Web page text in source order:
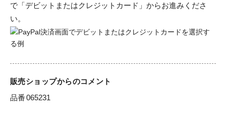
で「デビットまたはクレジットカード」からお進みくださ
い。
販売ショップからのコメント
品番	065231